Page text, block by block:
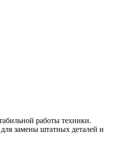
работы техники.
замены штатных деталей и